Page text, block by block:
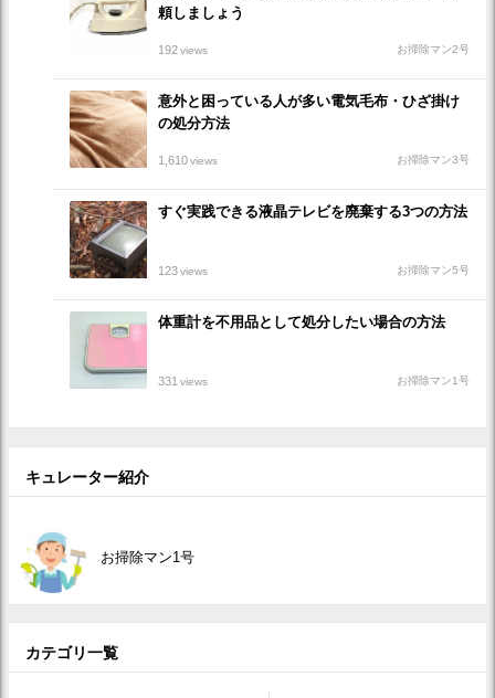
頼しましょう
192views お掃除マン2号
意外と困っている人が多い電気毛布・ひざ掛け
の処分方法
1,610views お掃除マン3号
すぐ実践できる液晶テレビを廃棄する3つの方法
123views お掃除マン5号
体重計を不用品として処分したい場合の方法
331 views お掃除マン1号
キュレーター紹介
お掃除マン1号
カテゴリ一覧